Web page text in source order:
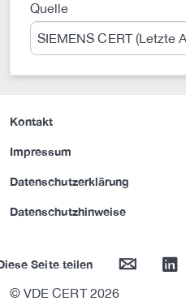
QuelleSuche
Kontakt
Impressum
Datenschutzerklärung
Datenschutzhinweise
Seite teilen mail linkedin
© VDE CERT 2026